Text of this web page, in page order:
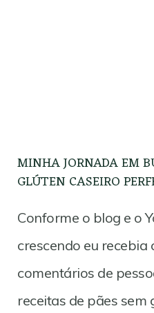
MINHA JORNADA EM
GLÚTEN CASEIRO
Conforme o blog e o
crescendo eu recebia
comentários de
receitas de pães sem